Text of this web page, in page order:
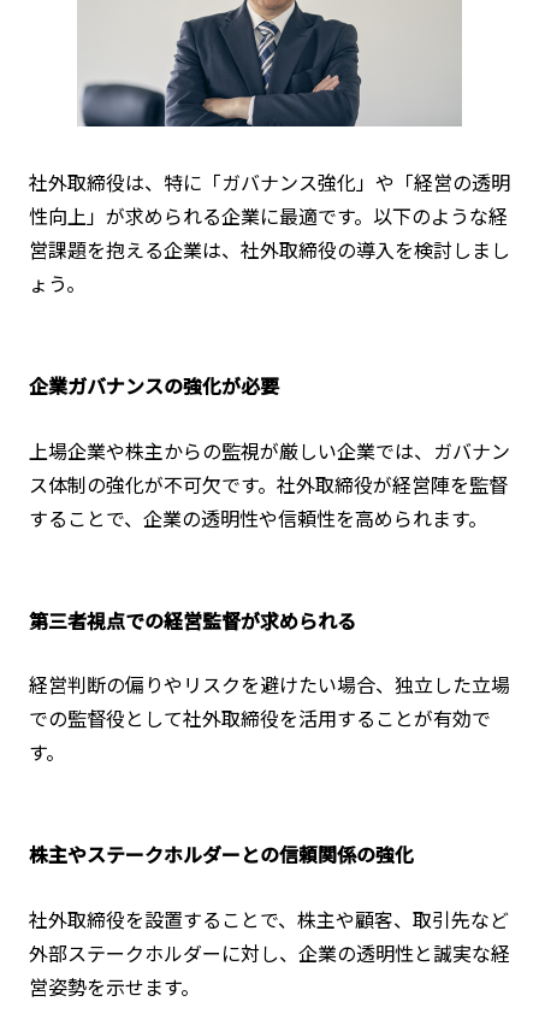
社外取締役は、特に「ガバナンス強化」や「経営の透明
性向上」が求められる企業に最適です。以下のような経
営課題を抱える企業は、社外取締役の導入を検討しまし
ょう。
企業ガバナンスの強化が必要
上場企業や株主からの監視が厳しい企業では、ガバナン
ス体制の強化が不可欠です。社外取締役が経営陣を監督
することで、企業の透明性や信頼性を高められます。
第三者視点での経営監督が求められる
経営判断の偏りやリスクを避けたい場合、独立した立場
での監督役として社外取締役を活用することが有効で
す。
株主やステークホルダーとの信頼関係の強化
社外取締役を設置することで、株主や顧客、取引先など
外部ステークホルダーに対し、企業の透明性と誠実な経
営姿勢を示せます。